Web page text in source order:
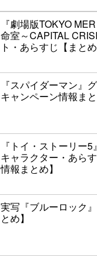
『劇場版TOKYO
命室～CAPITAL
ト・あらすじ【まとめ
『スパイダーマン』
キャンペーン情報ま
『トイ・ストーリー5
キャラクター・あら
情報まとめ】
実写『ブルーロック
とめ】